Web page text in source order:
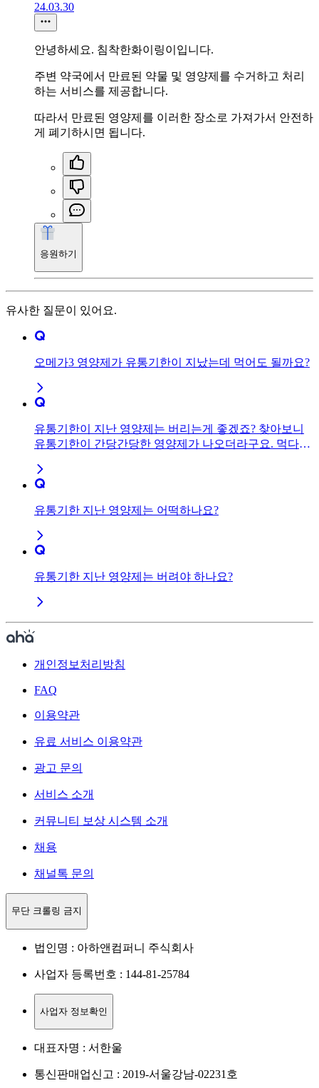
24.03.30
안녕하세요. 침착한화이링이입니다.
주변 약국에서 만료된 약물 및 영양제를 수거하고 처리
하는 서비스를 제공합니다.
따라서 만료된 영양제를 이러한 장소로 가져가서 안전하
게 폐기하시면 됩니다.
응원하기
유사한 질문이 있어요.
오메가3 영양제가 유통기한이 지났는데 먹어도 될까요?
유통기한이 지난 영양제는 버리는게 좋겠죠? 찾아보니
유통기한이 간당간당한 영양제가 나오더라구요. 먹다가
유통기한 지난 영양제는 어떡하나요?
유통기한 지난 영양제는 버려야 하나요?
개인정보처리방침
FAQ
이용약관
유료 서비스 이용약관
광고 문의
서비스 소개
커뮤니티 보상 시스템 소개
채용
채널톡 문의
무단 크롤링 금지
법인명 : 아하앤컴퍼니 주식회사
사업자 등록번호 : 144-81-25784
사업자 정보확인
대표자명 : 서한울
통신판매업신고 : 2019-서울강남-02231호